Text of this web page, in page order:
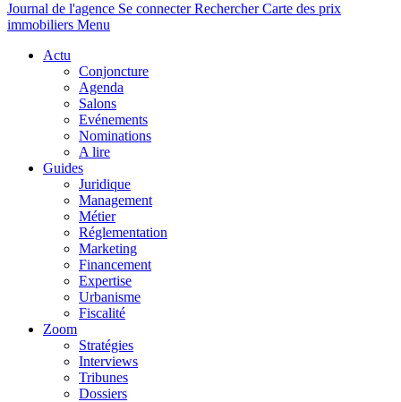
Journal de l'agence Se connecterRechercher Carte des prix
immobiliers Menu
Actu
Conjoncture
Agenda
Salons
Evénements
Nominations
A lire
Guides
Juridique
Management
Métier
Réglementation
Marketing
Financement
Expertise
Urbanisme
Fiscalité
Zoom
Stratégies
Interviews
Tribunes
Dossiers